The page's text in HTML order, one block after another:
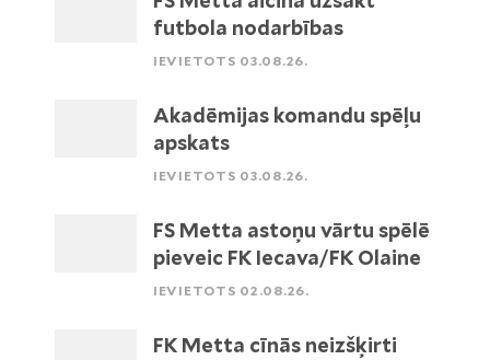
futbola nodarbības
IEVIETOTS 03.08.26.
Akadēmijas komandu spēļu
apskats
IEVIETOTS 03.08.26.
FS Metta astoņu vārtu spēlē
pieveic FK Iecava/FK Olaine
IEVIETOTS 02.08.26.
FK Metta cīnās neizšķirti